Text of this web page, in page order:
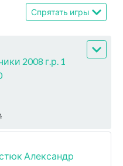
Спрятать игры
2008 г.р. 1
Александр